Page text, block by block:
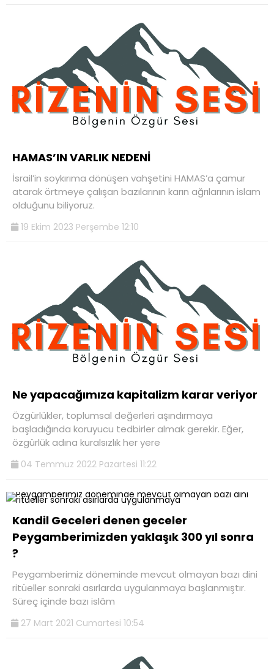
HAMAS’IN VARLIK NEDENİ
İsrail’in soykırıma dönüşen vahşetini HAMAS’a çamur
atarak örtmeye çalışan bazılarının karın ağrılarının islam
olduğunu biliyoruz.
19 Ekim 2023 Perşembe 12:10
Ne yapacağımıza kapitalizm karar veriyor
Özgürlükler, toplumsal değerleri aşındırmaya
başladığında koruyucu tedbirler almak gerekir. Eğer,
özgürlük adına kuralsızlık her yere
04 Temmuz 2022 Pazartesi 11:22
Kandil Geceleri denen geceler
Peygamberimizden yaklaşık 300 yıl sonra
?
Peygamberimiz döneminde mevcut olmayan bazı dini
ritüeller sonraki asırlarda uygulanmaya başlanmıştır.
Süreç içinde bazı islâm
27 Mart 2021 Cumartesi 10:54